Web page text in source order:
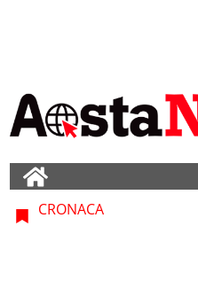
CRONACA